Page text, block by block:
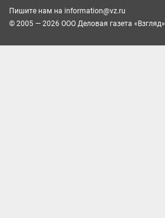
Пишите нам на information@vz.ru
© 2005 — 2026 ООО Деловая газета «Взгляд»